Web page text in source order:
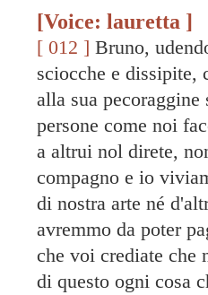
[Voice: lauretta ]
[ 012 ] Bruno,
sciocche e dissipite,
alla sua
persone come noi
a altrui nol direte,
compagno e io
di nostra arte né
avremmo da poter
che voi crediate che
di questo ogni cosa